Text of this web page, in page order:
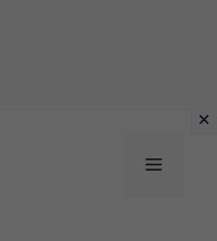
Menu